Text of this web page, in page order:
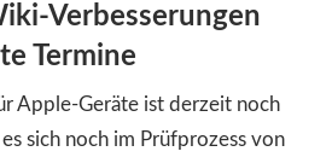
Verbesserungen
Termine
Apple-Geräte ist derzeit noch
sich noch im Prüfprozess von